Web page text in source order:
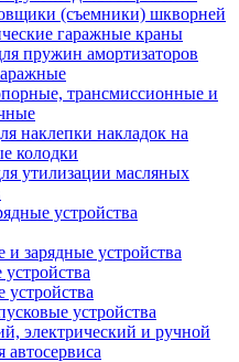
(съемники) шкворней
гаражные краны
пружин амортизаторов
трансмиссионные и
наклепки накладок на
колодки
утилизации масляных
устройства
и зарядные устройства
устройства
устройства
электрический и ручной
автосервиса